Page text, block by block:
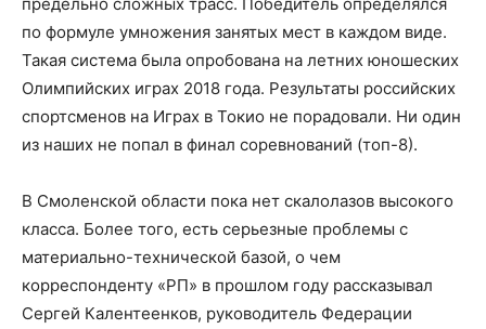
по формуле умножения занятых мест в каждом виде.
Такая система была опробована на летних юношеских
Олимпийских играх 2018 года. Результаты российских
спортсменов на Играх в Токио не порадовали. Ни один
из наших не попал в финал соревнований (топ-8).
В Смоленской области пока нет скалолазов высокого
класса. Более того, есть серьезные проблемы с
материально-технической базой, о чем
корреспонденту «РП» в прошлом году рассказывал
Сергей Калентеенков, руководитель Федерации